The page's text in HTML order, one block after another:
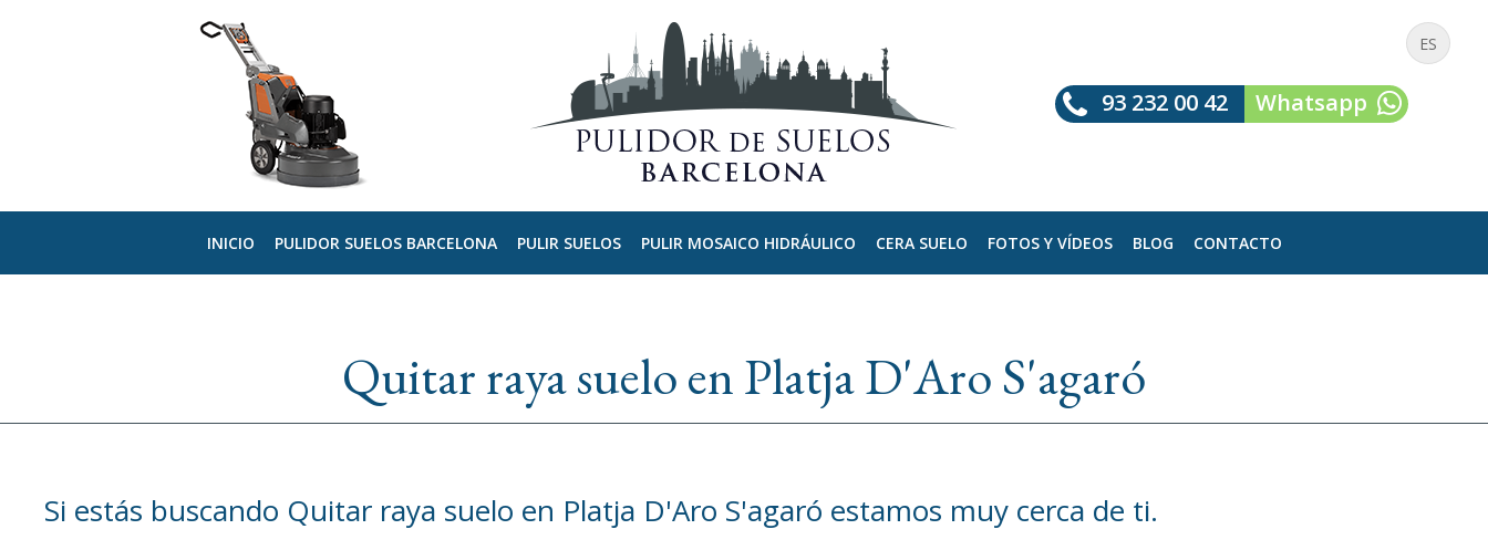
ES
93 232 00 42 Whatsapp
INICIO PULIDOR SUELOS BARCELONA PULIR SUELOS PULIR MOSAICO HIDRÁULICO CERA SUELO FOTOS Y VÍDEOS BLOG CONTACTO
Quitar raya suelo en Platja D'Aro S'agaró
Si estás buscando Quitar raya suelo en Platja D'Aro S'agaró estamos muy cerca de ti.